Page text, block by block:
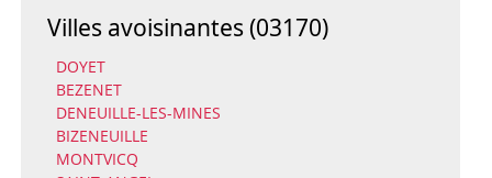
Villes avoisinantes (03170)
DOYET
BEZENET
DENEUILLE-LES-MINES
BIZENEUILLE
MONTVICQ